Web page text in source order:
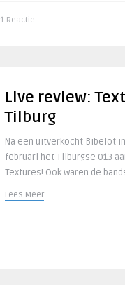
1 Reactie
Live review:
Tilburg
Na een uitverkocht Bibelot
februari het Tilburgse 013
Textures! Ook waren de
Lees Meer